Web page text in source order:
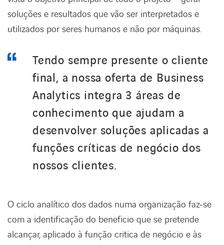
soluções e resultados que vão ser interpretados e
utilizados por seres humanos e não por máquinas.
Tendo sempre presente o cliente
final, a nossa oferta de Business
Analytics integra 3 áreas de
conhecimento que ajudam a
desenvolver soluções aplicadas a
funções críticas de negócio dos
nossos clientes.
O ciclo analítico dos dados numa organização faz-se
com a identificação do beneficio que se pretende
alcançar, aplicado à função critica de negócio e às